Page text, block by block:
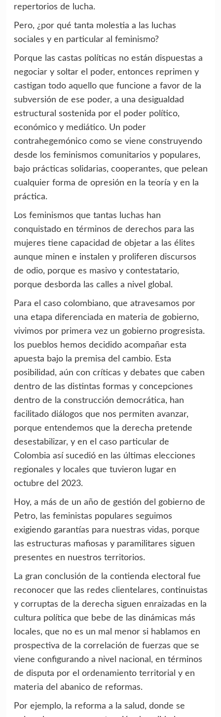
repertorios de lucha.
Pero, ¿por qué tanta molestia a las luchas
sociales y en particular al feminismo?
Porque las castas políticas no están dispuestas a
negociar y soltar el poder, entonces reprimen y
castigan todo aquello que funcione a favor de la
subversión de ese poder, a una desigualdad
estructural sostenida por el poder político,
económico y mediático. Un poder
contrahegemónico como se viene construyendo
desde los feminismos comunitarios y populares,
bajo prácticas solidarias, cooperantes, que pelean
cualquier forma de opresión en la teoría y en la
práctica.
Los feminismos que tantas luchas han
conquistado en términos de derechos para las
mujeres tiene capacidad de objetar a las élites
aunque minen e instalen y proliferen discursos
de odio, porque es masivo y contestatario,
porque desborda las calles a nivel global.
Para el caso colombiano, que atravesamos por
una etapa diferenciada en materia de gobierno,
vivimos por primera vez un gobierno progresista.
los pueblos hemos decidido acompañar esta
apuesta bajo la premisa del cambio. Esta
posibilidad, aún con críticas y debates que caben
dentro de las distintas formas y concepciones
dentro de la construcción democrática, han
facilitado diálogos que nos permiten avanzar,
porque entendemos que la derecha pretende
desestabilizar, y en el caso particular de
Colombia así sucedió en las últimas elecciones
regionales y locales que tuvieron lugar en
octubre del 2023.
Hoy, a más de un año de gestión del gobierno de
Petro, las feministas populares seguimos
exigiendo garantías para nuestras vidas, porque
las estructuras mafiosas y paramilitares siguen
presentes en nuestros territorios.
La gran conclusión de la contienda electoral fue
reconocer que las redes clientelares, continuistas
y corruptas de la derecha siguen enraizadas en la
cultura política que bebe de las dinámicas más
locales, que no es un mal menor si hablamos en
prospectiva de la correlación de fuerzas que se
viene configurando a nivel nacional, en términos
de disputa por el ordenamiento territorial y en
materia del abanico de reformas.
Por ejemplo, la reforma a la salud, donde se